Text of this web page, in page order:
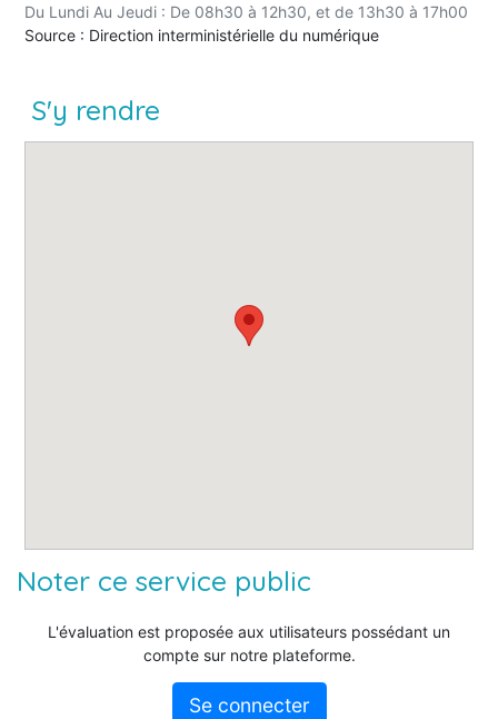
Du Lundi Au Jeudi : De 08h30 à 12h30, et de 13h30 à 17h00
Source : Direction interministérielle du numérique
S'y rendre
Noter ce service public
L'évaluation est proposée aux utilisateurs possédant un
compte sur notre plateforme.
Se connecter